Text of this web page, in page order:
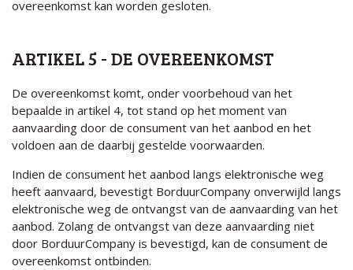
overeenkomst kan worden gesloten.
ARTIKEL 5 - DE OVEREENKOMST
De overeenkomst komt, onder voorbehoud van het
bepaalde in artikel 4, tot stand op het moment van
aanvaarding door de consument van het aanbod en het
voldoen aan de daarbij gestelde voorwaarden.
Indien de consument het aanbod langs elektronische weg
heeft aanvaard, bevestigt BorduurCompany onverwijld langs
elektronische weg de ontvangst van de aanvaarding van het
aanbod. Zolang de ontvangst van deze aanvaarding niet
door BorduurCompany is bevestigd, kan de consument de
overeenkomst ontbinden.